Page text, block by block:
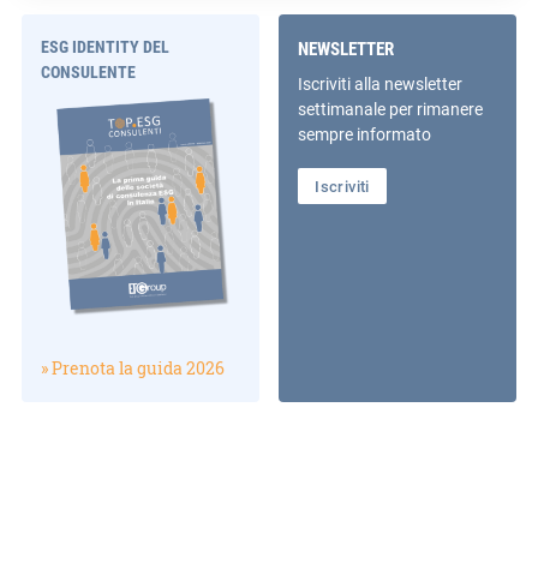
ESG IDENTITY DEL
CONSULENTE
» Prenota la guida 2026
NEWSLETTER
Iscriviti alla newsletter
settimanale per rimanere
sempre informato
Iscriviti